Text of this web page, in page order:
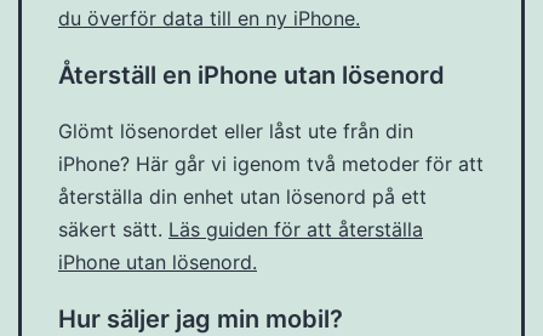
du överför data till en ny iPhone.
Återställ en iPhone utan lösenord
Glömt lösenordet eller låst ute från din
iPhone? Här går vi igenom två metoder för att
återställa din enhet utan lösenord på ett
säkert sätt. Läs guiden för att återställa
iPhone utan lösenord.
Hur säljer jag min mobil?